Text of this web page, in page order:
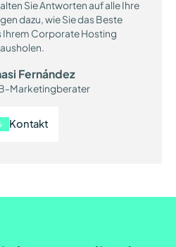
Sie Antworten auf alle Ihre
dazu, wie Sie das Beste
Ihrem Corporate Hosting
Fernández
Marketingberater
Kontakt